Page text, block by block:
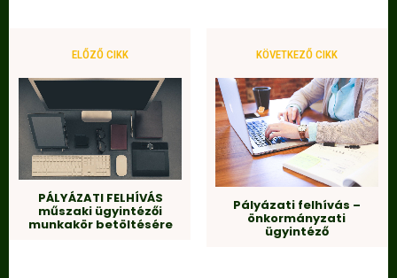
ELŐZŐ CIKK
PÁLYÁZATI FELHÍVÁS
műszaki ügyintézői
munkakör betöltésére
KÖVETKEZŐ CIKK
Pályázati felhívás –
önkormányzati
ügyintéző